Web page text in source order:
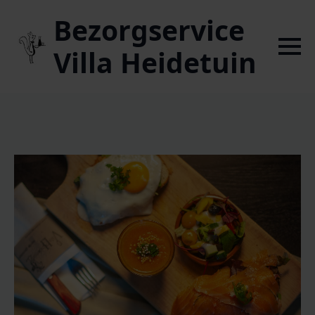
Bezorgservice
Villa Heidetuin